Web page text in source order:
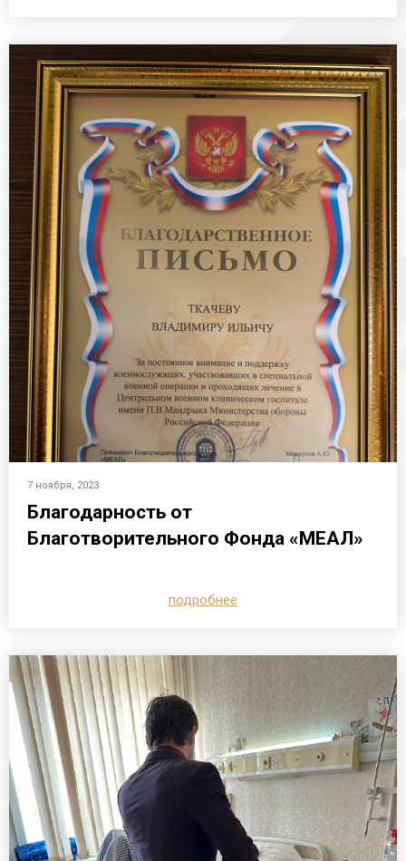
7 ноября, 2023
Благодарность от
Благотворительного Фонда «МЕАЛ»
подробнее